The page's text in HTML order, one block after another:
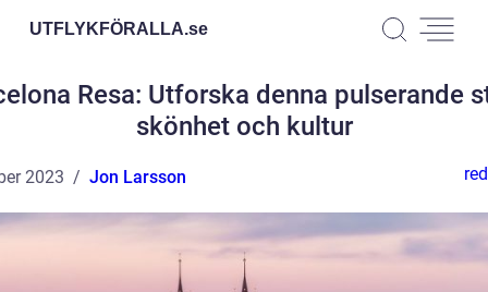
UTFLYKFÖRALLA.se
Resa: Utforska denna pulserande
skönhet och kultur
2023 Jon Larsson